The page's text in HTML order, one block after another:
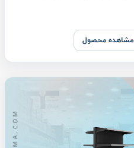
مشاهده محصول